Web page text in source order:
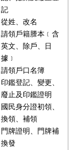
記
從姓、改名
請領戶籍謄本﹝含
英文、除戶、日
據﹞
請領戶口名簿
印鑑登記、變更、
廢止及印鑑證明
國民身分證初領、
換領、補領
門牌證明、門牌補
換發